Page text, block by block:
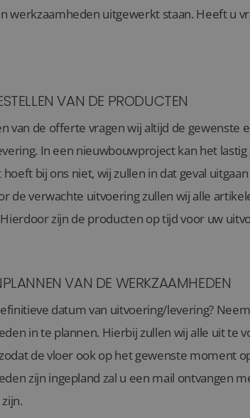
werkzaamheden uitgewerkt staan. Heeft u
VAN DE PRODUCTEN
van de offerte vragen wij altijd de gewenste
In een nieuwbouwproject kan het
bij ons niet, wij zullen in dat geval
de verwachte uitvoering zullen wij alle
zijn de producten op tijd voor uw
VAN DE WERKZAAMHEDEN
datum van uitvoering/levering?
in te plannen. Hierbij zullen wij alle uit te
de vloer ook op het gewenste moment
zijn ingepland zal u een mail ontvangen